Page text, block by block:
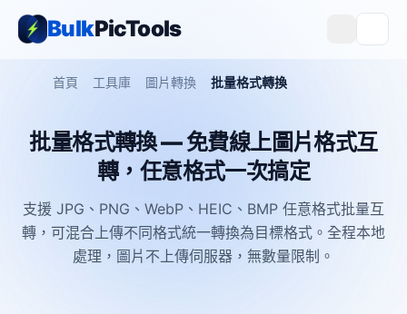
BulkPicTools
首頁 工具庫 圖片轉換 批量格式轉換
批量格式轉換 — 免費線上圖片格式互
轉，任意格式一次搞定
支援 JPG、PNG、WebP、HEIC、BMP 任意格式批量互
轉，可混合上傳不同格式統一轉換為目標格式。全程本地
處理，圖片不上傳伺服器，無數量限制。